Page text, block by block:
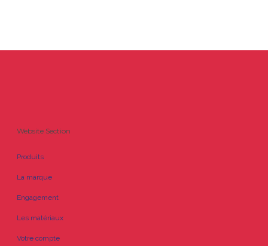
Website Section
Produits
La marque
Engagement
Les matériaux
Votre compte